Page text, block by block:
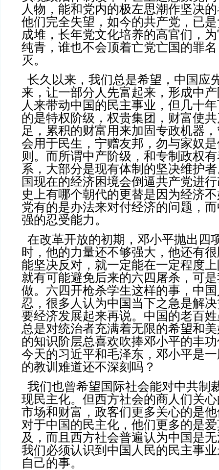
人物，能和党内的极左思潮作坚决
他们完全失望，如今的共产党，已
成堆，长年党文化培养的高官们，
纯青，谁也不会顶着亡党亡国的罪
灭。
长久以来，我们总是希望，中国应
来，让一部分人先富起来，形成中
人来带动中国的民主事业，但几十
的是特权阶级，权贵集团，财富使
足，累积的财富用来加固专政机器
会用于民生，宁赠友邦，勿与家奴
则。而所谓中产阶级，和专制政权
系，大部分是现有体制的坚决维护
国现在的经济困境会倒逼共产党进
史上有哪个朝代的更替是因为经济
党有的是办法来对付经济的问题，
强的忍受能力。
在改革开放的初期，邓小平抛出四
时，他的力量还不够强大，他还有
能坚决反对，就一定能在一定程度
就有可能避免后来的六四屠杀，可
做。六四开枪杀学生这样的事，中
忍，很多人认为中国当下之急是解
要经济发展起来再说。中国的老百
总是对统治者充满着无限的希望和
的知识阶层总喜欢吹捧邓小平的丰
今天的习近平和毛泽东，邓小平是
的教训难道还不深刻吗？
我们也曾希望国际社会能对中共制
现民主化。但西方社会的商人们关
市场和财富，政客们更多关心的是
对于中国的民主化，他们更多的是
及，而且西方社会普遍认为中国是
我们必须认识到中国人民的民主事
自己的事。